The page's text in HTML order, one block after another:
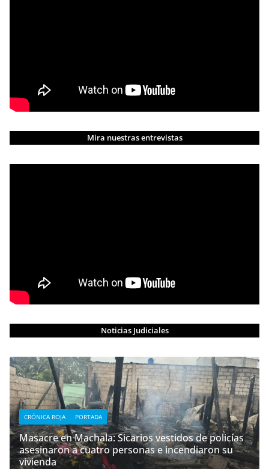
Mira nuestras entrevistas
Noticias Judiciales
CRÓNICA ROJA PORTADA
Masacre en Machala: Sicarios vestidos de policías
asesinaron a cuatro personas e incendiaron su
vivienda